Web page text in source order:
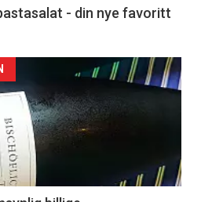
- din nye favoritt